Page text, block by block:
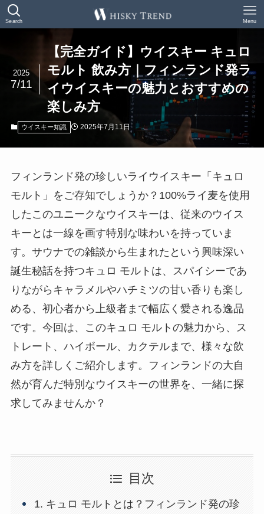
Search Menu
【完全ガイド】ウイスキー キュロ
モルト 飲み方｜フィンランド発ラ
イウイスキーの魅力とおすすめの
楽しみ方
2025
7/11
ウイスキー知識 2025年7月11日
フィンランド発の珍しいライウイスキー「キュロ
モルト」をご存知でしょうか？100%ライ麦を使用
したこのユニークなウイスキーは、従来のウイス
キーとは一線を画す特別な味わいを持っていま
す。サウナでの雑談から生まれたという興味深い
誕生秘話を持つキュロ モルトは、スパイシーであ
りながらキャラメルやハチミツの甘い香りも楽し
める、初心者から上級者まで幅広く愛される逸品
です。今回は、このキュロ モルトの魅力から、ス
トレート、ハイボール、カクテルまで、様々な飲
み方を詳しくご紹介します。フィンランドの大自
然が育んだ特別なウイスキーの世界を、一緒に探
求してみませんか？
目次
1. キュロ モルトとは？フィンランド発の珍